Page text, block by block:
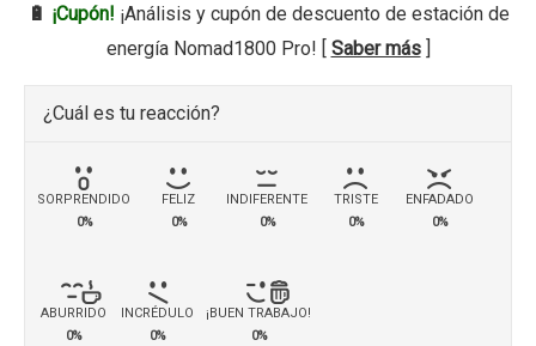
🔋 ¡Cupón! ¡Análisis y cupón de descuento de estación de
energía Nomad1800 Pro! [ Saber más]
¿Cuál es tu reacción?
SORPRENDIDO
0%
FELIZ
0%
INDIFERENTE
0%
TRISTE
0%
ENFADADO
0%
ABURRIDO
0%
INCRÉDULO
0%
¡BUEN TRABAJO!
0%